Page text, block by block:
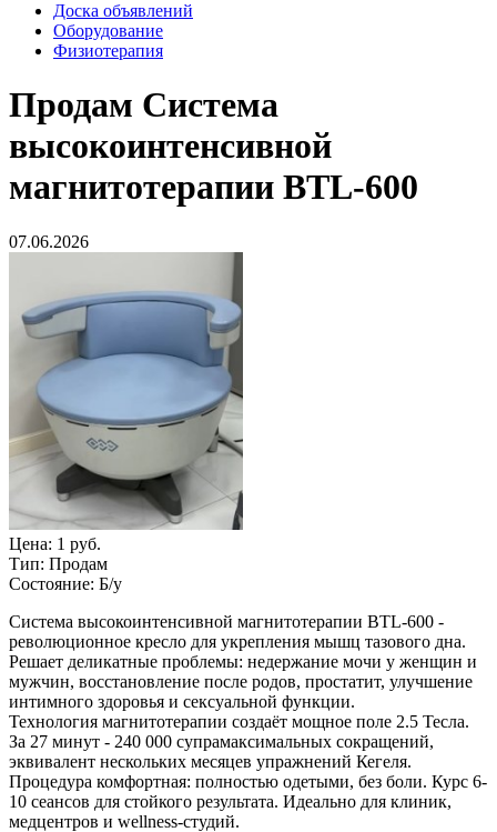
Доска объявлений
Оборудование
Физиотерапия
Продам Система
высокоинтенсивной
магнитотерапии BTL-600
07.06.2026
Цена: 1 руб.
Тип: Продам
Состояние: Б/у
Система высокоинтенсивной магнитотерапии BTL-600 -
революционное кресло для укрепления мышц тазового дна.
Решает деликатные проблемы: недержание мочи у женщин и
мужчин, восстановление после родов, простатит, улучшение
интимного здоровья и сексуальной функции.
Технология магнитотерапии создаёт мощное поле 2.5 Тесла.
За 27 минут - 240 000 супрамаксимальных сокращений,
эквивалент нескольких месяцев упражнений Кегеля.
Процедура комфортная: полностью одетыми, без боли. Курс 6-
10 сеансов для стойкого результата. Идеально для клиник,
медцентров и wellness-студий.